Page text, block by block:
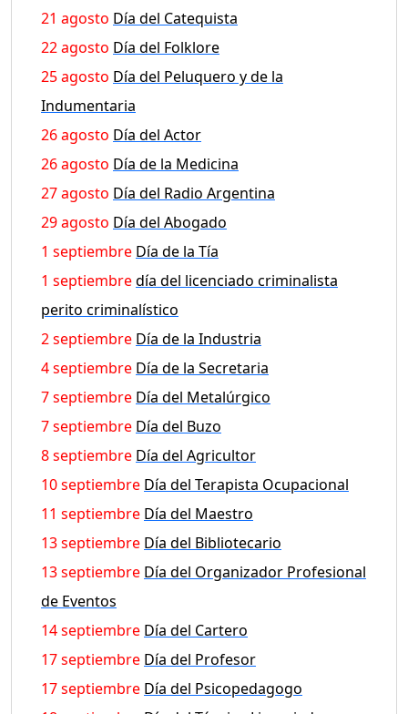
21 agosto Día del Catequista
22 agosto Día del Folklore
25 agosto Día del Peluquero y de la
Indumentaria
26 agosto Día del Actor
26 agosto Día de la Medicina
27 agosto Día del Radio Argentina
29 agosto Día del Abogado
1 septiembre Día de la Tía
1 septiembredía del licenciado criminalista
perito criminalístico
2 septiembre Día de la Industria
4 septiembre Día de la Secretaria
7 septiembre Día del Metalúrgico
7 septiembre Día del Buzo
8 septiembre Día del Agricultor
10 septiembre Día del Terapista Ocupacional
11 septiembre Día del Maestro
13 septiembre Día del Bibliotecario
13 septiembre Día del Organizador Profesional
de Eventos
14 septiembre Día del Cartero
17 septiembre Día del Profesor
17 septiembre Día del Psicopedagogo